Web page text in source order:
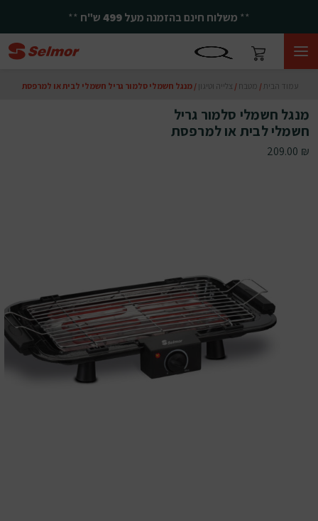
** משלוח חינם בהזמנה מעל499ש"ח **
עמוד הבית / מטבח / צלייה וטיגון / מנגל חשמלי סלמור גריל חשמלי לבית או למרפסת
מנגל חשמלי סלמור גריל
חשמלי לבית או למרפסת
209.00 ₪